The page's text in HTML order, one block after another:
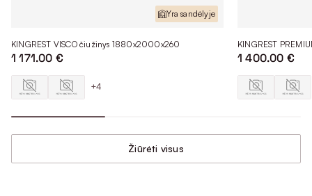
Yra sandėlyje
KINGREST VISCO čiužinys 1880x2000x260
1 171.00 €
+4
KINGREST
1 400.00 €
Žiūrėti visus